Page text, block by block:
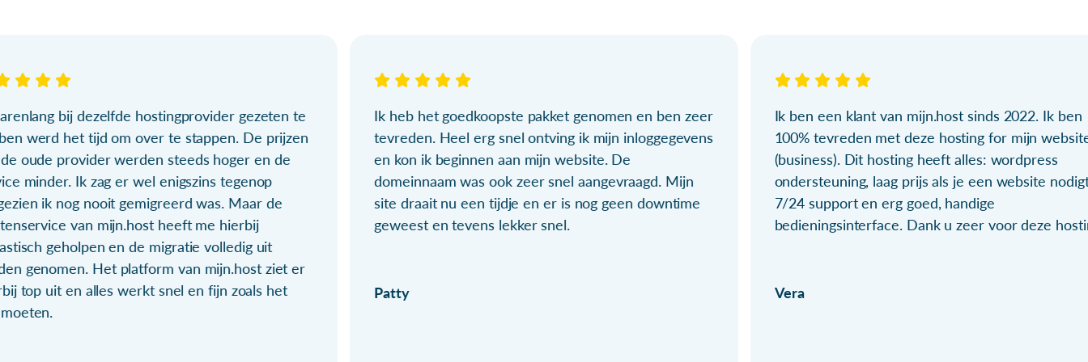
bij dezelfde hostingprovider gezeten te
werd het tijd om over te stappen. De prijzen
oude provider werden steeds hoger en de
minder. Ik zag er wel enigszins tegenop
ik nog nooit gemigreerd was. Maar de
van mijn.host heeft me hierbij
geholpen en de migratie volledig uit
genomen. Het platform van mijn.host ziet er
top uit en alles werkt snel en fijn zoals het
Ik heb het goedkoopste pakket genomen en ben zeer
tevreden. Heel erg snel ontving ik mijn inloggegevens
en kon ik beginnen aan mijn website. De
domeinnaam was ook zeer snel aangevraagd. Mijn
site draait nu een tijdje en er is nog geen downtime
geweest en tevens lekker snel.
Patty
Ik ben een klant van mijn.host sinds 2022. Ik ben
100% tevreden met deze hosting for mijn
(business). Dit hosting heeft alles: wordpress
ondersteuning, laag prijs als je een website
7/24 support en erg goed, handige
bedieningsinterface. Dank u zeer voor deze
Vera